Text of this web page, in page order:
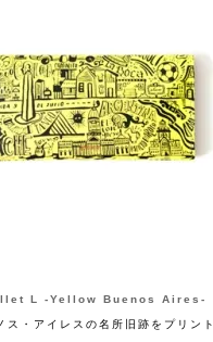
L -Yellow Buenos Aires-
ス・アイレスの名所旧跡をプリント